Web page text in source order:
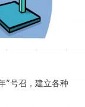
”号召，建立各种